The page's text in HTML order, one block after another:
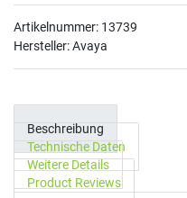
Artikelnummer: 13739
Hersteller: Avaya
Beschreibung
Technische Daten
Weitere Details
Product Reviews